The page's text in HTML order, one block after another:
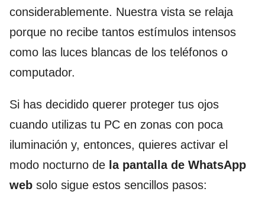
considerablemente. Nuestra vista se relaja
porque no recibe tantos estímulos intensos
como las luces blancas de los teléfonos o
computador.
Si has decidido querer proteger tus ojos
cuando utilizas tu PC en zonas con poca
iluminación y, entonces, quieres activar el
modo nocturno de la pantalla de WhatsApp
web solo sigue estos sencillos pasos: